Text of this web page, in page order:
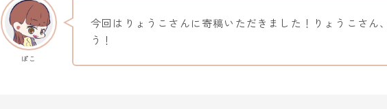
ぽこ
今回はりょうこさんに寄稿いただきました！りょうこさん
う！